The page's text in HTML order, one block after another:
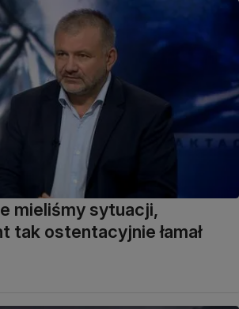
mieliśmy sytuacji,
tak ostentacyjnie łamał